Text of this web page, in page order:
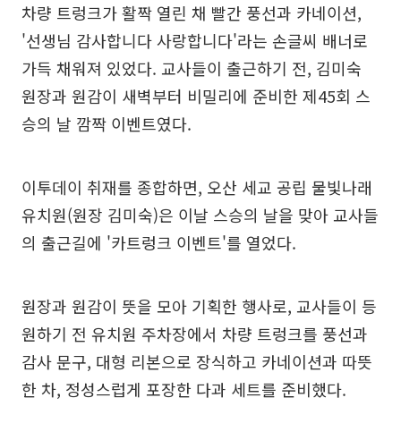
차량 트렁크가 활짝 열린 채 빨간 풍선과 카네이션,
'선생님 감사합니다 사랑합니다'라는 손글씨 배너로
가득 채워져 있었다. 교사들이 출근하기 전, 김미숙
원장과 원감이 새벽부터 비밀리에 준비한 제45회 스
승의 날 깜짝 이벤트였다.
이투데이 취재를 종합하면, 오산 세교 공립 물빛나래
유치원(원장 김미숙)은 이날 스승의 날을 맞아 교사들
의 출근길에 '카트렁크 이벤트'를 열었다.
원장과 원감이 뜻을 모아 기획한 행사로, 교사들이 등
원하기 전 유치원 주차장에서 차량 트렁크를 풍선과
감사 문구, 대형 리본으로 장식하고 카네이션과 따뜻
한 차, 정성스럽게 포장한 다과 세트를 준비했다.